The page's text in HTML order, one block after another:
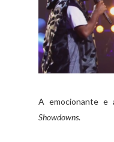
A emocionante e
Showdowns.